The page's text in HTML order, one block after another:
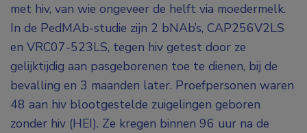
met hiv, van wie ongeveer de helft via moedermelk.
In de PedMAb-studie zijn 2 bNAb’s, CAP256V2LS
en VRC07-523LS, tegen hiv getest door ze
gelijktijdig aan pasgeborenen toe te dienen, bij de
bevalling en 3 maanden later. Proefpersonen waren
48 aan hiv blootgestelde zuigelingen geboren
zonder hiv (HEI). Ze kregen binnen 96 uur na de